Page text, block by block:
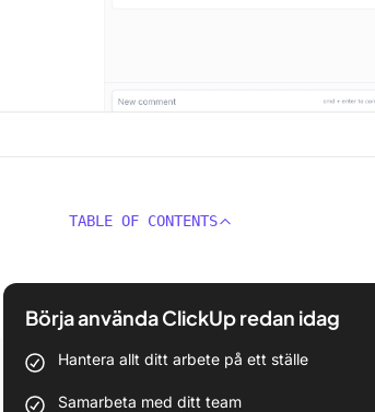
TABLE OF CONTENTS
Börja använda ClickUp redan idag
Hantera allt ditt arbete på ett ställe
Samarbeta med ditt team